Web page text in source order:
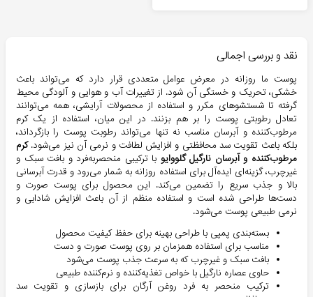
نقد و بررسی اجمالی
پوست ما روزانه در معرض عوامل متعددی قرار دارد که می‌تواند باعث
خشکی، تحریک و خستگی آن شود. از تغییرات آب و هوایی و آلودگی محیط
گرفته تا شستشوهای مکرر و استفاده از محصولات آرایشی، همه می‌توانند
تعادل رطوبتی پوست را بر هم بزنند. در این میان، استفاده از یک کرم
مرطوب‌کننده و آبرسان مناسب نه تنها می‌تواند رطوبت پوست را بازگرداند،
بلکه باعث تقویت سد محافظتی و افزایش لطافت و نرمی آن نیز می‌شود.کرم
مرطوب‌کننده و آبرسان نارگیل گلووایو با ترکیبی منحصربه‌فرد و بافت سبک و
غیرچرب، گزینه‌ای ایده‌آل برای استفاده روزانه به شمار می‌رود و قدرت آبرسانی
بالا و جذب سریع را تضمین می‌کند. این محصول برای پوست صورت و
دست‌ها طراحی شده است و استفاده منظم از آن باعث افزایش شادابی و
نرمی طبیعی پوست می‌شود.
بسته‌بندی پمپی با طراحی بهینه برای حفظ کیفیت محصول
مناسب برای استفاده همزمان بر روی پوست صورت و دست
بافت سبک و غیرچرب که به سرعت جذب پوست می‌شود
حاوی عصاره نارگیل با خواص تغذیه‌کننده و نرم‌کننده طبیعی
ترکیب منحصر به فرد روغن آرگان برای بازسازی و تقویت سد